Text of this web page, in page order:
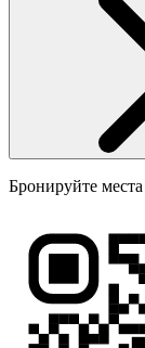
Бронируйте